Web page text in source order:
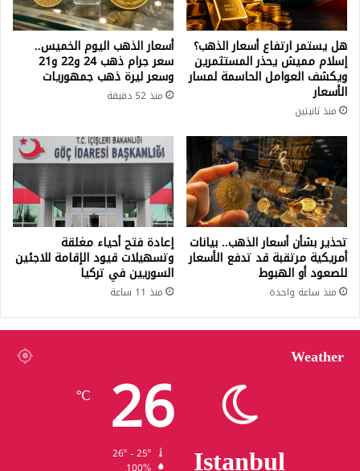
هل يستمر ارتفاع أسعار الذهب؟
إسلام مميش يحذر المستثمرين
ويكشف العوامل الحاسمة لمسار
الأسعار
منذ ثانيتين
أسعار الذهب اليوم الخميس..
سعر جرام ذهب 24 و22 و21
وسعر ليرة ذهب جمهوريات
منذ 52 دقيقة
تحذير بشأن أسعار الذهب.. بيانات
أمريكية مرتقبة قد تدفع الأسعار
للصعود أو الهبوط
منذ ساعة واحدة
إعادة فتح أحياء مغلقة
وتسهيلات قيود الإقامة للاجئين
السوريين في تركيا
منذ 11 ساعة
Weather
26
℃